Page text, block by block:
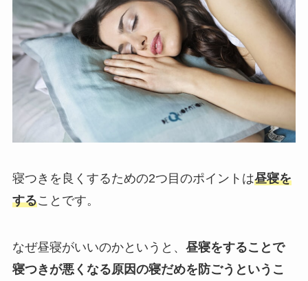
寝つきを良くするための2つ目のポイントは昼寝を
することです。
なぜ昼寝がいいのかというと、 昼寝をすることで
寝つきが悪くなる原因の寝だめを防ごうというこ